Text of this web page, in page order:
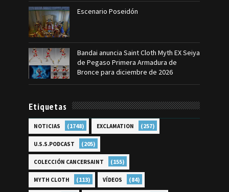
Escenario Poseidón
Bandai anuncia Saint Cloth Myth EX Seiya
de Pegaso Primera Armadura de
Bronce para diciembre de 2026
Etiquetas
NOTICIAS (1748) EXCLAMATION (257)
U.S.S.PODCAST (205)
COLECCIÓN CANCERSAINT (155)
MYTH CLOTH (113) VÍDEOS (84)